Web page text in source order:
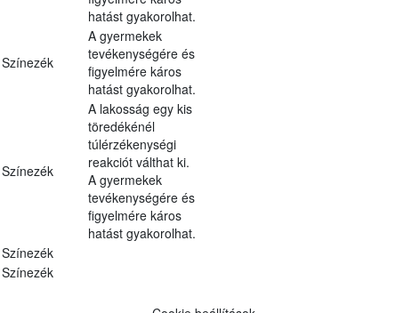
hatást gyakorolhat.
Színezék
A gyermekek
tevékenységére és
figyelmére káros
hatást gyakorolhat.
Színezék
A lakosság egy kis
töredékénél
túlérzékenységi
reakciót válthat ki.
A gyermekek
tevékenységére és
figyelmére káros
hatást gyakorolhat.
Színezék
Színezék